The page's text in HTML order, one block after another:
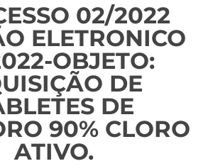
02/2022
ELETRONICO
OBJETO:
DE
DE
90% CLORO
ATIVO.